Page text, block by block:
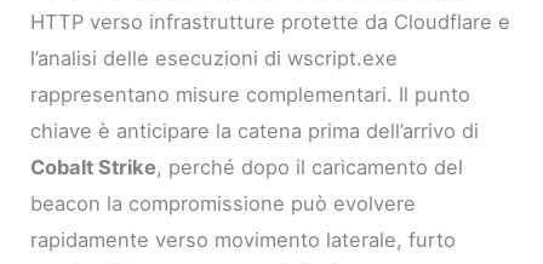
HTTP verso infrastrutture protette da Cloudflare e
l’analisi delle esecuzioni di wscript.exe
rappresentano misure complementari. Il punto
chiave è anticipare la catena prima dell’arrivo di
Cobalt Strike, perché dopo il caricamento del
beacon la compromissione può evolvere
rapidamente verso movimento laterale, furto